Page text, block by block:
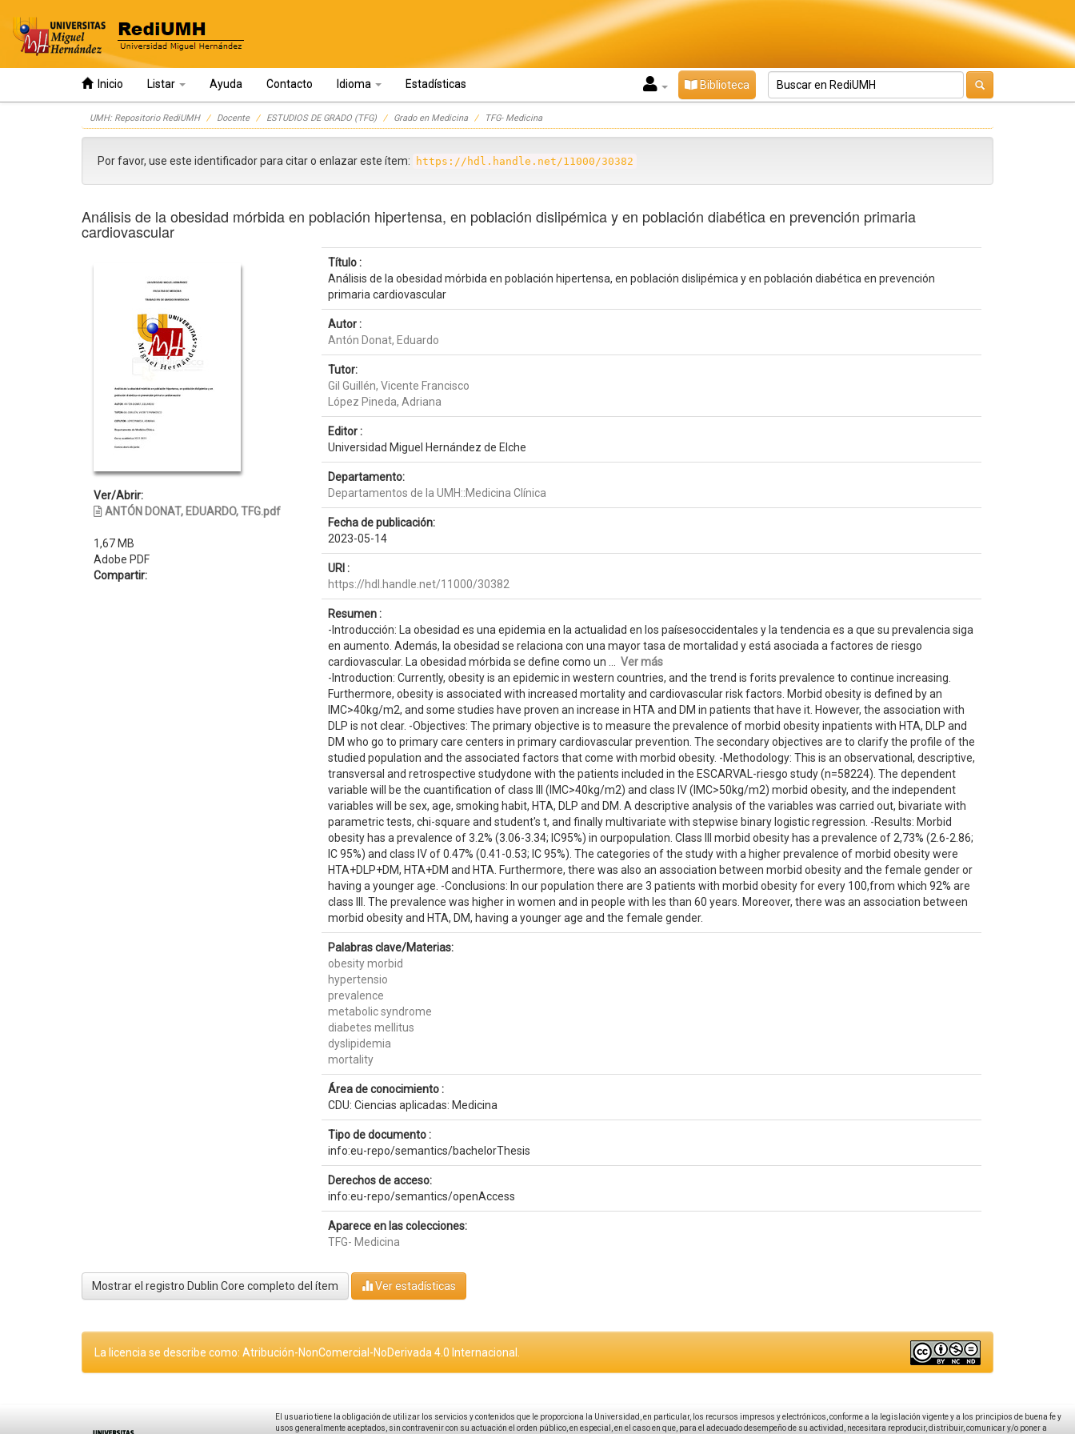
Inicio Listar Ayuda Contacto Idioma Estadísticas Biblioteca
UMH: Repositorio RediUMH Docente ESTUDIOS DE GRADO (TFG) Grado en Medicina TFG- Medicina
Por favor, use este identificador para citar o enlazar este ítem: https://hdl.handle.net/11000/30382
Análisis de la obesidad mórbida en población hipertensa, en población dislipémica y en población diabética en prevención primaria
cardiovascular
Ver/Abrir:
ANTÓN DONAT, EDUARDO, TFG.pdf
1,67 MB
Adobe PDF
Compartir:
Título :
Análisis de la obesidad mórbida en población hipertensa, en población dislipémica y en población diabética en prevención
primaria cardiovascular
Autor :
Antón Donat, Eduardo
Tutor:
Gil Guillén, Vicente Francisco
López Pineda, Adriana
Editor :
Universidad Miguel Hernández de Elche
Departamento:
Departamentos de la UMH::Medicina Clínica
Fecha de publicación:
2023-05-14
URI :
https://hdl.handle.net/11000/30382
Resumen :
-Introducción: La obesidad es una epidemia en la actualidad en los paísesoccidentales y la tendencia es a que su prevalencia siga
en aumento. Además, la obesidad se relaciona con una mayor tasa de mortalidad y está asociada a factores de riesgo
cardiovascular. La obesidad mórbida se define como un ... Ver más
-Introduction: Currently, obesity is an epidemic in western countries, and the trend is forits prevalence to continue increasing.
Furthermore, obesity is associated with increased mortality and cardiovascular risk factors. Morbid obesity is defined by an
IMC>40kg/m2, and some studies have proven an increase in HTA and DM in patients that have it. However, the association with
DLP is not clear. -Objectives: The primary objective is to measure the prevalence of morbid obesity inpatients with HTA, DLP and
DM who go to primary care centers in primary cardiovascular prevention. The secondary objectives are to clarify the profile of the
studied population and the associated factors that come with morbid obesity. -Methodology: This is an observational, descriptive,
transversal and retrospective studydone with the patients included in the ESCARVAL-riesgo study (n=58224). The dependent
variable will be the cuantification of class III (IMC>40kg/m2) and class IV (IMC>50kg/m2) morbid obesity, and the independent
variables will be sex, age, smoking habit, HTA, DLP and DM. A descriptive analysis of the variables was carried out, bivariate with
parametric tests, chi-square and student's t, and finally multivariate with stepwise binary logistic regression. -Results: Morbid
obesity has a prevalence of 3.2% (3.06-3.34; IC95%) in ourpopulation. Class III morbid obesity has a prevalence of 2,73% (2.6-2.86;
IC 95%) and class IV of 0.47% (0.41-0.53; IC 95%). The categories of the study with a higher prevalence of morbid obesity were
HTA+DLP+DM, HTA+DM and HTA. Furthermore, there was also an association between morbid obesity and the female gender or
having a younger age. -Conclusions: In our population there are 3 patients with morbid obesity for every 100,from which 92% are
class III. The prevalence was higher in women and in people with les than 60 years. Moreover, there was an association between
morbid obesity and HTA, DM, having a younger age and the female gender.
Palabras clave/Materias:
obesity morbid
hypertensio
prevalence
metabolic syndrome
diabetes mellitus
dyslipidemia
mortality
Área de conocimiento :
CDU: Ciencias aplicadas: Medicina
Tipo de documento :
info:eu-repo/semantics/bachelorThesis
Derechos de acceso:
info:eu-repo/semantics/openAccess
Aparece en las colecciones:
TFG- Medicina
Mostrar el registro Dublin Core completo del ítem Ver estadísticas
La licencia se describe como: Atribución-NonComercial-NoDerivada 4.0 Internacional.
El usuario tiene la obligación de utilizar los servicios y contenidos que le proporciona la Universidad, en particular, los recursos impresos y electrónicos, conforme a la legislación vigente y a los principios de buena fe y
usos generalmente aceptados, sin contravenir con su actuación el orden público, en especial, en el caso en que, para el adecuado desempeño de su actividad, necesitara reproducir, distribuir, comunicar y/o poner a